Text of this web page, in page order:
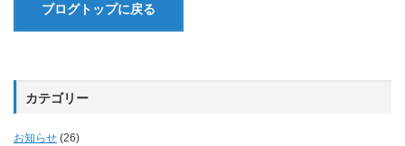
ブログトップに戻る
カテゴリー
お知らせ (26)